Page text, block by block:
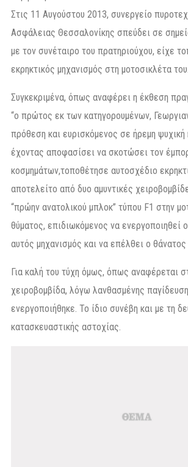
Στις 11 Αυγούστου 2013, συνεργείο
Ασφάλειας Θεσσαλονίκης σπεύδει σε
με τον συνέταιρο του πρατηριούχου, είχε
εκρηκτικός μηχανισμός στη μοτοσικλέτα του.
Συγκεκριμένα, όπως αναφέρει η έκθεση
“ο πρώτος εκ των κατηγορουμένων,
πρόθεση και ευρισκόμενος σε ήρεμη ψυχική
έχοντας αποφασίσει να σκοτώσει τον
κοσμημάτων,τοποθέτησε αυτοσχέδιο
αποτελείτο από δυο αμυντικές
“πρώην ανατολικού μπλοκ” τύπου F1 στην
θύματος, επιδιωκόμενος να ενεργοποιηθεί
αυτός μηχανισμός και να επέλθει ο
Για καλή του τύχη όμως, όπως αναφέρεται
χειροβομβίδα, λόγω λανθασμένης
ενεργοποιήθηκε. Το ίδιο συνέβη και με τη
κατασκευαστικής αστοχίας.